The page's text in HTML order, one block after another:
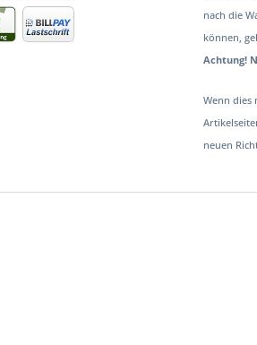
nach die
können,
Achtung!
Wenn dies
neuen